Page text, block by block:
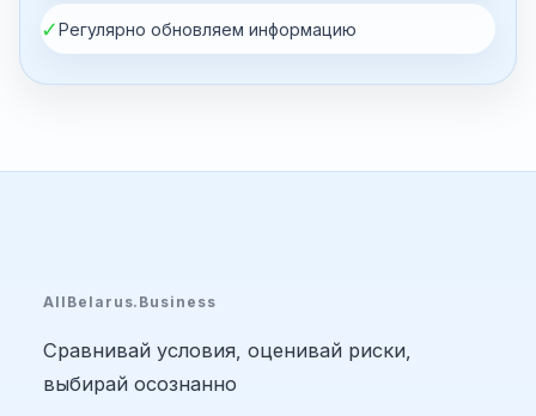
✓Регулярно обновляем информацию
AllBelarus.Business
Сравнивай условия, оценивай риски,
выбирай осознанно